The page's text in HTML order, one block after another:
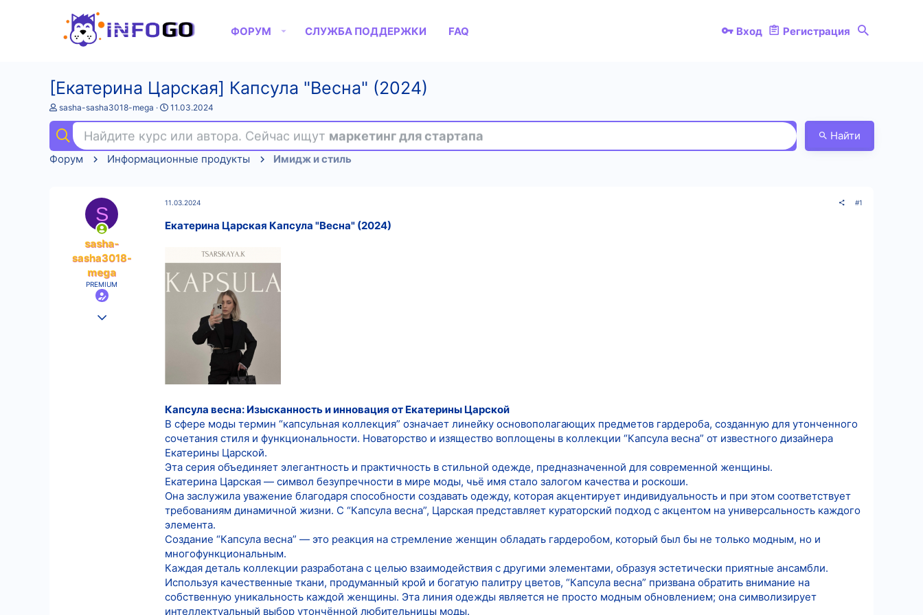
ФОРУМ СЛУЖБА ПОДДЕРЖКИ FAQ Вход Регистрация
[Екатерина Царская] Капсула "Весна" (2024)
А
т
о
р
т
sasha-sasha3018-mega
Д
а
н
а
а
11.03.2024
Найдите курс или автора. Сейчас ищут маркетинг для стартапа
Найти
Форум
Информационные продукты Имидж и стиль
S
sasha-
sasha3018-
mega
PREMIUM
11.03.2024 #1
Екатерина Царская Капсула "Весна" (2024)
Капсула весна: Изысканность и инновация от Екатерины Царской
В сфере моды термин “капсульная коллекция” означает линейку основополагающих предметов гардероба, созданную для утонченного
сочетания стиля и функциональности. Новаторство и изящество воплощены в коллекции “Капсула весна” от известного дизайнера
Екатерины Царской.
Эта серия объединяет элегантность и практичность в стильной одежде, предназначенной для современной женщины.
Екатерина Царская — символ безупречности в мире моды, чьё имя стало залогом качества и роскоши.
Она заслужила уважение благодаря способности создавать одежду, которая акцентирует индивидуальность и при этом соответствует
требованиям динамичной жизни. С “Капсула весна”, Царская представляет кураторский подход с акцентом на универсальность каждого
элемента.
Создание “Капсула весна” — это реакция на стремление женщин обладать гардеробом, который был бы не только модным, но и
многофункциональным.
Каждая деталь коллекции разработана с целью взаимодействия с другими элементами, образуя эстетически приятные ансамбли.
Используя качественные ткани, продуманный крой и богатую палитру цветов, “Капсула весна” призвана обратить внимание на
собственную уникальность каждой женщины. Эта линия одежды является не просто модным обновлением; она символизирует
интеллектуальный выбор утончённой любительницы моды.